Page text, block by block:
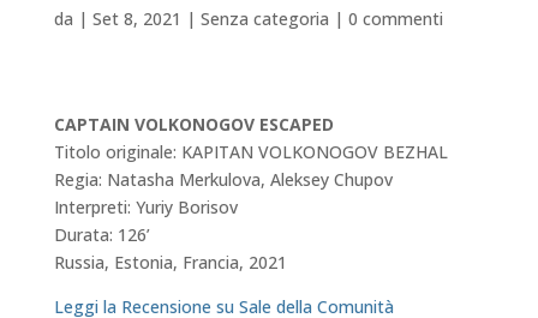
da | Set 8, 2021 | Senza categoria | 0 commenti
CAPTAIN VOLKONOGOV ESCAPED
Titolo originale: KAPITAN VOLKONOGOV BEZHAL
Regia: Natasha Merkulova, Aleksey Chupov
Interpreti: Yuriy Borisov
Durata: 126’
Russia, Estonia, Francia, 2021
Leggi la Recensione su Sale della Comunità